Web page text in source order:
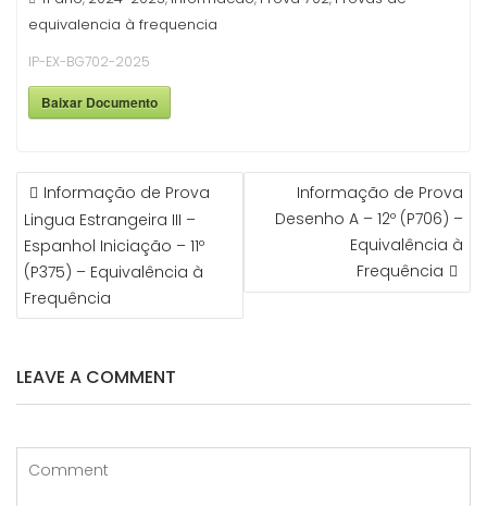
equivalencia à frequencia
IP-EX-BG702-2025
Baixar Documento
NAVEGAÇÃO
DE
ARTIGOS
Informação de Prova
Lingua Estrangeira III –
Espanhol Iniciação – 11º
(P375) – Equivalência à
Frequência
Informação de Prova
Desenho A – 12º (P706) –
Equivalência à
Frequência
LEAVE A COMMENT